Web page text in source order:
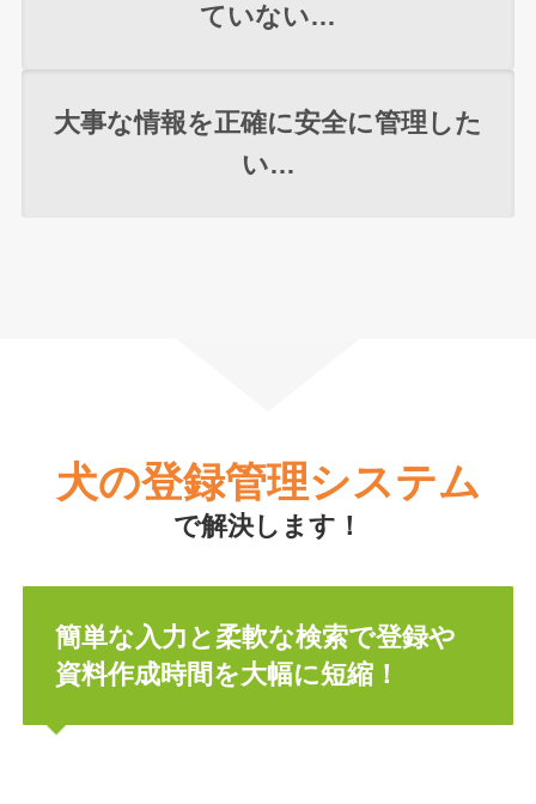
ていない…
大事な情報を正確に安全に管理した
い…
犬の登録管理システム
で解決します！
簡単な入力と柔軟な検索で登録や
資料作成時間を大幅に短縮！